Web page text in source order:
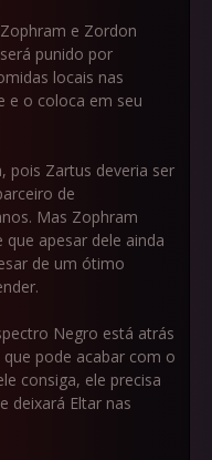
e Zordon
punido por
locais nas
e o coloca em seu
pois Zartus deveria ser
de
Mas Zophram
apesar dele ainda
de um ótimo
Negro está atrás
pode acabar com o
consiga, ele precisa
deixará Eltar nas